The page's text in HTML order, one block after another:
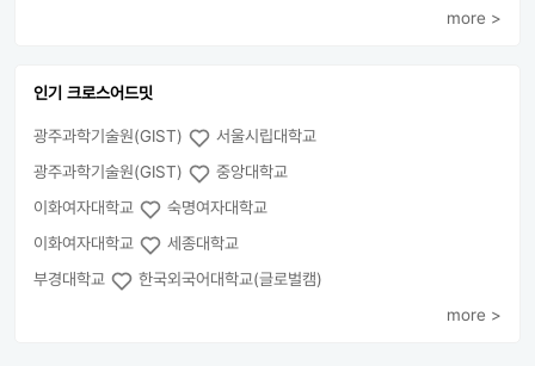
more >
인기 크로스어드밋
광주과학기술원(GIST)
서울시립대학교
광주과학기술원(GIST)
중앙대학교
이화여자대학교
숙명여자대학교
이화여자대학교
세종대학교
부경대학교
한국외국어대학교(글로벌캠)
more >